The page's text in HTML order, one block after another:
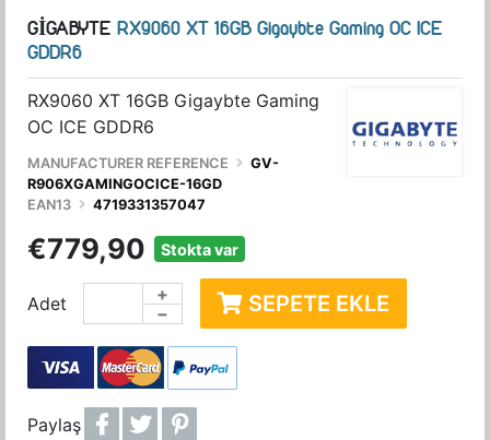
GIGABYTE RX9060 XT 16GB Gigaybte Gaming OC ICE
GDDR6
RX9060 XT 16GB Gigaybte Gaming
OC ICE GDDR6
MANUFACTURER REFERENCE
GV-
R906XGAMINGOCICE-16GD
EAN13
4719331357047
€779,90 Stokta var
Adet −
+ SEPETE EKLE
Paylaş